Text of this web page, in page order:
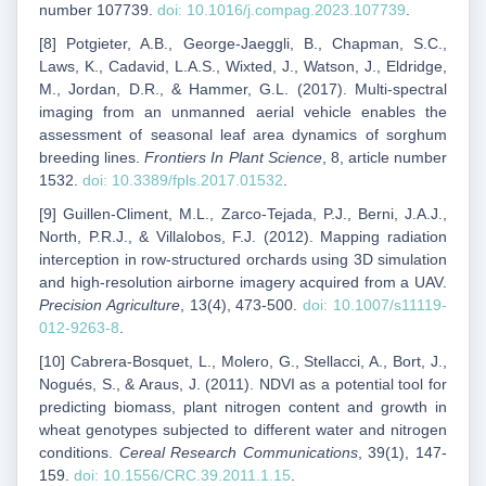
number 107739. doi: 10.1016/j.compag.2023.107739
[8] Potgieter, A.B., George-Jaeggli, B., Chapman, S.C.,
Laws, K., Cadavid, L.A.S., Wixted, J., Watson, J., Eldridge,
M., Jordan, D.R., & Hammer, G.L. (2017). Multi-spectral
imaging from an unmanned aerial vehicle enables the
assessment of seasonal leaf area dynamics of sorghum
breeding lines.Frontiers In Plant Science, 8, article number
1532. doi: 10.3389/fpls.2017.01532
[9] Guillen-Climent, M.L., Zarco-Tejada, P.J., Berni, J.A.J.,
North, P.R.J., & Villalobos, F.J. (2012). Mapping radiation
interception in row-structured orchards using 3D simulation
and high-resolution airborne imagery acquired from a UAV.
Precision Agriculture, 13(4), 473-500.doi: 10.1007/s11119-
012-9263-8
[10] Cabrera-Bosquet, L., Molero, G., Stellacci, A., Bort, J.,
Nogués, S., & Araus, J. (2011). NDVI as a potential tool for
predicting biomass, plant nitrogen content and growth in
wheat genotypes subjected to different water and nitrogen
conditions. Cereal Research Communications, 39(1), 147-
159. doi: 10.1556/CRC.39.2011.1.15